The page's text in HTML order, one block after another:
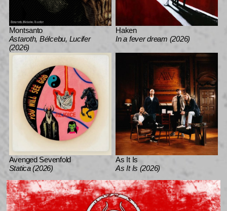
Montsanto
Astaroth, Bélcebu, Lucifer
(2026)
Haken
In a fever dream (2026)
Avenged Sevenfold
Statica (2026)
As It Is
As It Is (2026)